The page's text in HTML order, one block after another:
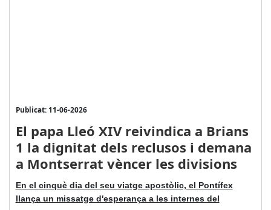
Publicat: 11-06-2026
El papa Lleó XIV reivindica a Brians
1 la dignitat dels reclusos i demana
a Montserrat vèncer les divisions
En el cinquè dia del seu viatge apostòlic, el Pontífex
llança un missatge d'esperança a les internes del